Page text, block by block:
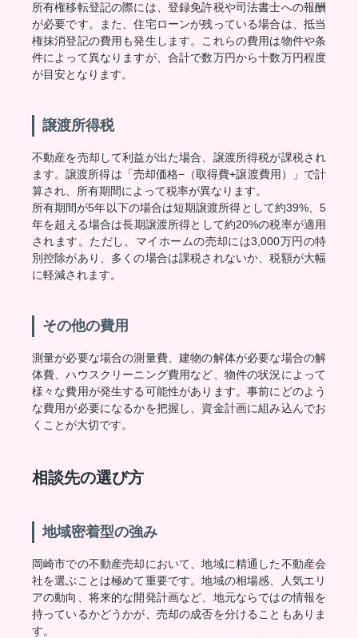
所有権移転登記の際には、登録免許税や司法書士への報酬
が必要です。また、住宅ローンが残っている場合は、抵当
権抹消登記の費用も発生します。これらの費用は物件や条
件によって異なりますが、合計で数万円から十数万円程度
が目安となります。
譲渡所得税
不動産を売却して利益が出た場合、譲渡所得税が課税され
ます。譲渡所得は「売却価格−（取得費+譲渡費用）」で計
算され、所有期間によって税率が異なります。
所有期間が5年以下の場合は短期譲渡所得として約39%、5
年を超える場合は長期譲渡所得として約20%の税率が適用
されます。ただし、マイホームの売却には3,000万円の特
別控除があり、多くの場合は課税されないか、税額が大幅
に軽減されます。
その他の費用
測量が必要な場合の測量費、建物の解体が必要な場合の解
体費、ハウスクリーニング費用など、物件の状況によって
様々な費用が発生する可能性があります。事前にどのよう
な費用が必要になるかを把握し、資金計画に組み込んでお
くことが大切です。
相談先の選び方
地域密着型の強み
岡崎市での不動産売却において、地域に精通した不動産会
社を選ぶことは極めて重要です。地域の相場感、人気エリ
アの動向、将来的な開発計画など、地元ならではの情報を
持っているかどうかが、売却の成否を分けることもありま
す。